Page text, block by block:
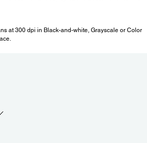
at 300 dpi in Black-and-white, Grayscale or Color